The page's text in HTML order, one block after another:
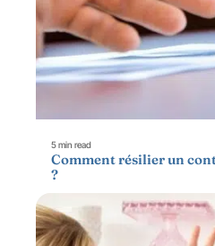
5 min read
Comment résilier un
?